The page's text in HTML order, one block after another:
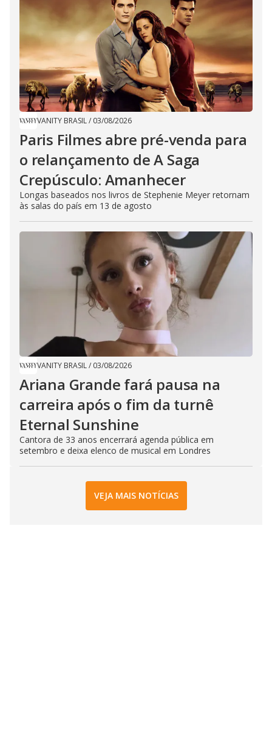
VANITY BRASIL/ 03/08/2026
Paris Filmes abre pré-venda para
o relançamento de A Saga
Crepúsculo: Amanhecer
Longas baseados nos livros de Stephenie Meyer retornam
às salas do país em 13 de agosto
VANITY BRASIL/ 03/08/2026
Ariana Grande fará pausa na
carreira após o fim da turnê
Eternal Sunshine
Cantora de 33 anos encerrará agenda pública em
setembro e deixa elenco de musical em Londres
VEJA MAIS NOTÍCIAS